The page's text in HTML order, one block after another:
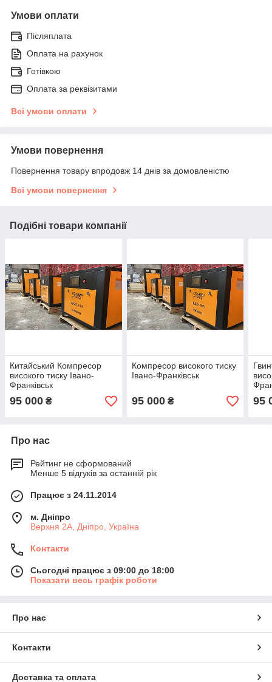
Умови оплати
Післяплата
Оплата на рахунок
Готівкою
Оплата за реквізитами
Всі умови оплати
Умови повернення
Повернення товару впродовж 14 днів за домовленістю
Всі умови повернення
Подібні товари компанії
Китайський Компресор
високого тиску Івано-
Франківськ
95 000 ₴
Компресор високого тиску
Івано-Франківськ
95 000₴ 95
Про нас
Рейтинг не сформований
Менше 5 відгуків за останній рік
Працює з 24.11.2014
м. Дніпро
Верхня 2А, Дніпро, Україна
Контакти
Сьогодні працює з 09:00 до 18:00
Показати весь графік роботи
Про нас
Контакти
Доставка та оплата